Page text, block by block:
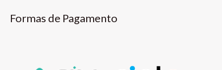
Formas de Pagamento